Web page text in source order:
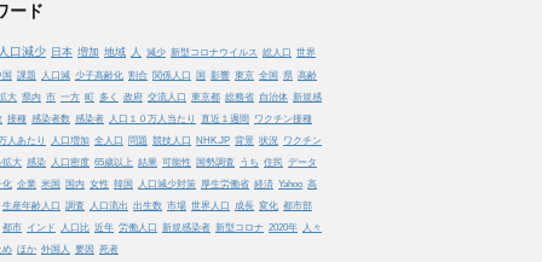
ード
口減少 日本 増加 地域 人 減少 新型コロナウイルス 総人口 世界
国 課題 人口減 少子高齢化 割合 関係人口 国 影響 東京 全国 県 高齢
大 県内 市 一方 町 多く 政府 交流人口 東京都 総務省 自治体 新規感
接種 感染者数 感染者 人口１０万人当たり 直近１週間
ワクチン接種
人あたり
人口増加 全人口 問題 競技人口 NHK.JP 背景 状況 ワクチン
拡大 感染 人口密度 65歳以上 結果 可能性 国勢調査 うち 住民 データ
化 企業 米国 国内 女性 韓国 人口減少対策 厚生労働省 経済 Yahoo 高
生産年齢人口 調査 人口流出 出生数 市場 世界人口 成長 変化 都市部
都市 インド 人口比 近年 労働人口 新規感染者 新型コロナ 2020年 人々
め ほか 外国人 要因 死者